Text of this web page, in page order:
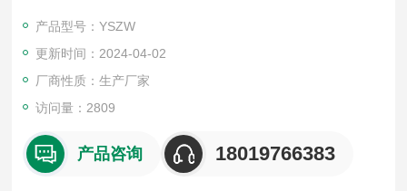
备。
产品型号：YSZW
更新时间：2024-04-02
厂商性质：生产厂家
访问量：2809
产品咨询 18019766383